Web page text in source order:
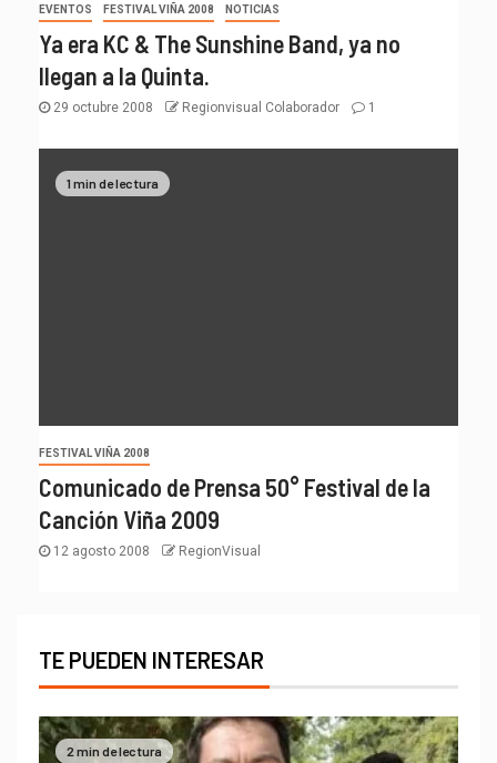
EVENTOS FESTIVAL VIÑA 2008 NOTICIAS
Ya era KC & The Sunshine Band, ya no
llegan a la Quinta.
29 octubre 2008 Regionvisual Colaborador 1
1 min de lectura
FESTIVAL VIÑA 2008
Comunicado de Prensa 50° Festival de la
Canción Viña 2009
12 agosto 2008 RegionVisual
TE PUEDEN INTERESAR
2 min de lectura